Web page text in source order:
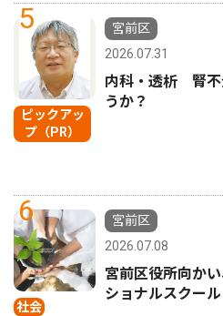
5
ピックアッ
プ（PR）
宮前区
2026.07.31
内科・透析 腎不
うか？
6
社会
宮前区
2026.07.08
宮前区役所向か
ショナルスクール